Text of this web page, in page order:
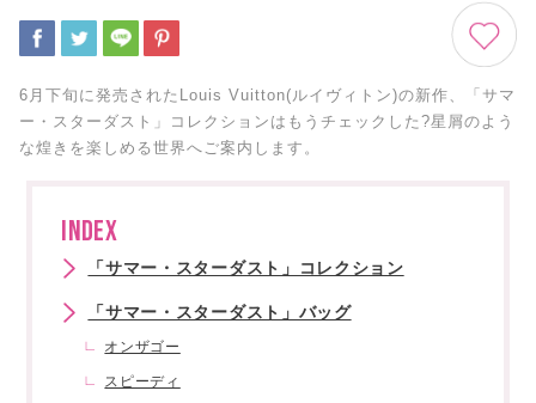
6月下旬に発売されたLouis Vuitton(ルイヴィトン)の新作、「サマ
ー・スターダスト」コレクションはもうチェックした?星屑のよう
な煌きを楽しめる世界へご案内します。
INDEX
「サマー・スターダスト」コレクション
「サマー・スターダスト」バッグ
オンザゴー
スピーディ